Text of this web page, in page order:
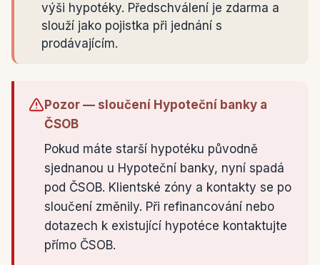
výši hypotéky. Předschválení je zdarma a
slouží jako pojistka při jednání s
prodávajícím.
Pozor — sloučení Hypoteční banky a
ČSOB
Pokud máte starší hypotéku původně
sjednanou u Hypoteční banky, nyní spadá
pod ČSOB. Klientské zóny a kontakty se po
sloučení změnily. Při refinancování nebo
dotazech k existující hypotéce kontaktujte
přímo ČSOB.